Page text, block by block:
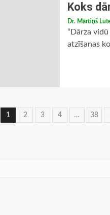
Koks
Dr. Mārtiņš
“Dārza
atzīšanas
Ziņu
1 2 3 4 … 38